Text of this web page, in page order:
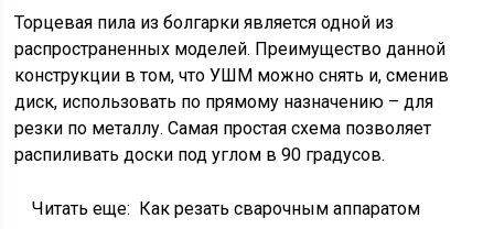
Торцевая пила из болгарки является одной из
распространенных моделей. Преимущество данной
конструкции в том, что УШМ можно снять и, сменив
диск, использовать по прямому назначению – для
резки по металлу. Самая простая схема позволяет
распиливать доски под углом в 90 градусов.
Читать еще: Как резать сварочным аппаратом